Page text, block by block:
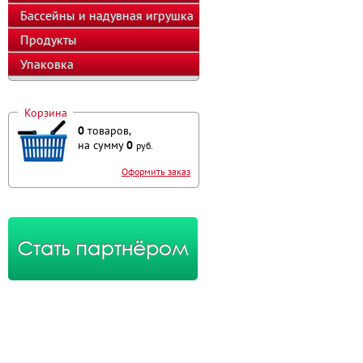
оборудование
Бассейны и надувная игрушка
Продукты
Упаковка
Корзина
0 товаров,
на сумму0 руб.
Оформить заказ